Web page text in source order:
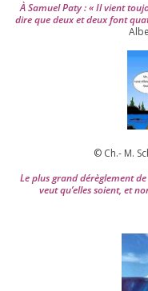
À Samuel Paty : « Il vient
dire que deux et deux font
© Ch.- M.
Le plus grand dérè­gle­ment de
veut qu’elles soient, et